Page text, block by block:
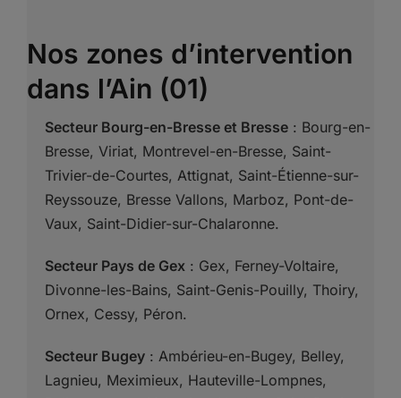
Nos zones d’intervention
dans l’Ain (01)
Secteur Bourg-en-Bresse et Bresse: Bourg-en-
Bresse, Viriat, Montrevel-en-Bresse, Saint-
Trivier-de-Courtes, Attignat, Saint-Étienne-sur-
Reyssouze, Bresse Vallons, Marboz, Pont-de-
Vaux, Saint-Didier-sur-Chalaronne.
Secteur Pays de Gex: Gex, Ferney-Voltaire,
Divonne-les-Bains, Saint-Genis-Pouilly, Thoiry,
Ornex, Cessy, Péron.
Secteur Bugey: Ambérieu-en-Bugey, Belley,
Lagnieu, Meximieux, Hauteville-Lompnes,